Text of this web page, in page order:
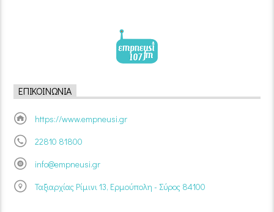
ΕΠΙΚΟΙΝΩΝΊΑ
https://www.empneusi.gr
22810 81800
info@empneusi.gr
Ταξιαρχίας Ρίμινι 13, Ερμούπολη - Σύρος 84100